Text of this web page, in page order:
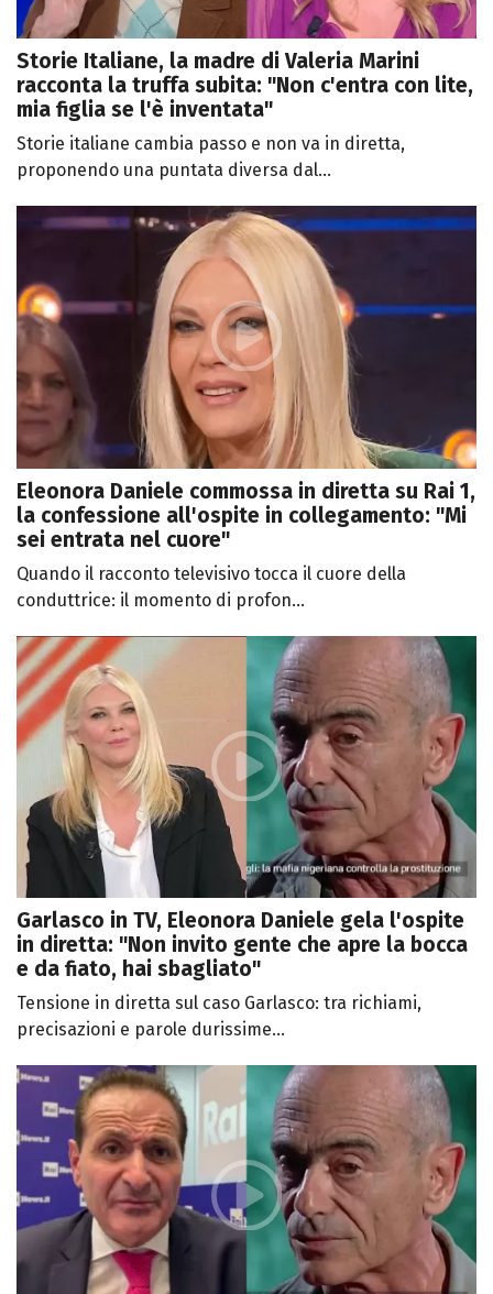
Storie Italiane, la madre di Valeria Marini
racconta la truffa subita: "Non c'entra con lite,
mia figlia se l'è inventata"
Storie italiane cambia passo e non va in diretta,
proponendo una puntata diversa dal...
Eleonora Daniele commossa in diretta su Rai 1,
la confessione all'ospite in collegamento: "Mi
sei entrata nel cuore"
Quando il racconto televisivo tocca il cuore della
conduttrice: il momento di profon...
Garlasco in TV, Eleonora Daniele gela l'ospite
in diretta: "Non invito gente che apre la bocca
e da fiato, hai sbagliato"
Tensione in diretta sul caso Garlasco: tra richiami,
precisazioni e parole durissime...